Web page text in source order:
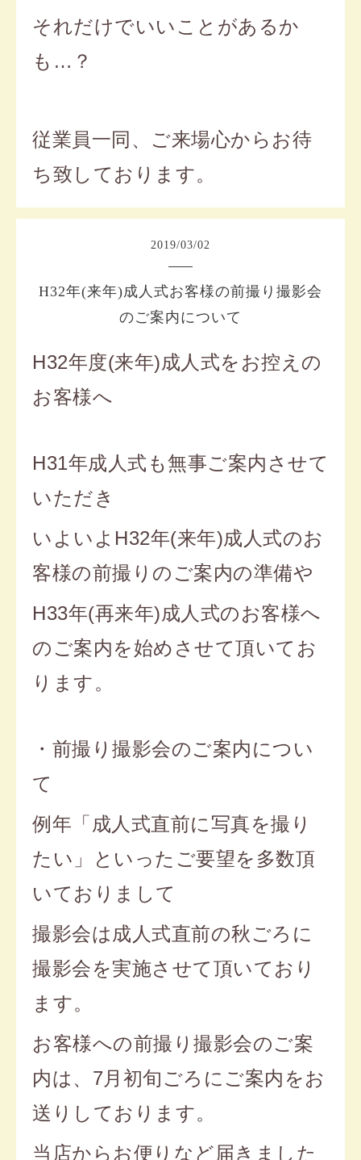
それだけでいいことがあるか
も…？
従業員一同、ご来場心からお待
ち致しております。
2019/03/02
H32年(来年)成人式お客様の前撮り撮影会
のご案内について
H32年度(来年)成人式をお控えの
お客様へ
H31年成人式も無事ご案内させて
いただき
いよいよH32年(来年)成人式のお
客様の前撮りのご案内の準備や
H33年(再来年)成人式のお客様へ
のご案内を始めさせて頂いてお
ります。
・前撮り撮影会のご案内につい
て
例年「成人式直前に写真を撮り
たい」といったご要望を多数頂
いておりまして
撮影会は成人式直前の秋ごろに
撮影会を実施させて頂いており
ます。
お客様への前撮り撮影会のご案
内は、7月初旬ごろにご案内をお
送りしております。
当店からお便りなど届きました